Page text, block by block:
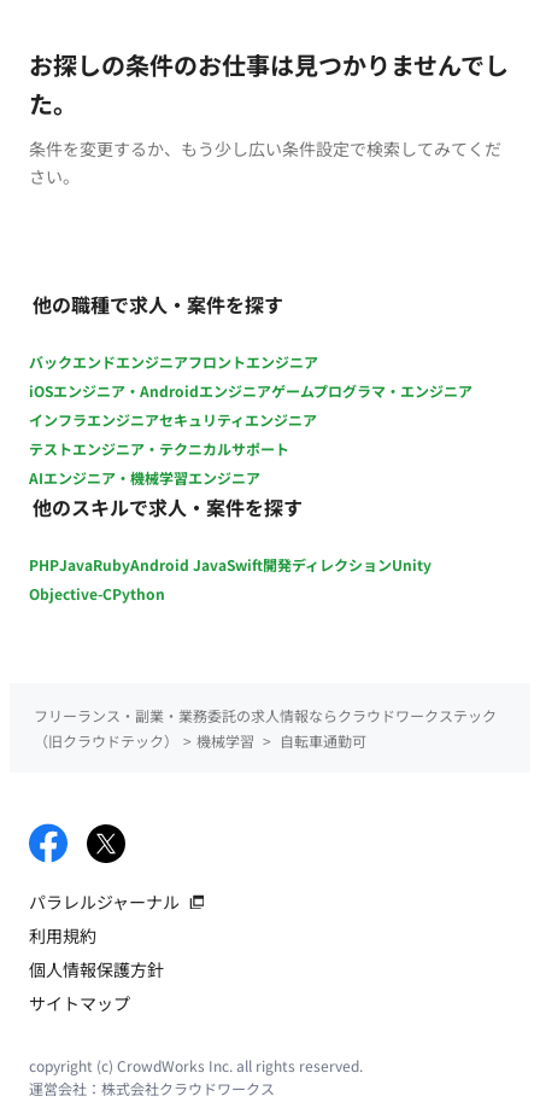
お探しの条件のお仕事は見つかりませんでし
た。
条件を変更するか、もう少し広い条件設定で検索してみてくだ
さい。
他の職種で求人・案件を探す
バックエンドエンジニアフロントエンジニア
iOSエンジニア・Androidエンジニアゲームプログラマ・エンジニア
インフラエンジニアセキュリティエンジニア
テストエンジニア・テクニカルサポート
AIエンジニア・機械学習エンジニア
他のスキルで求人・案件を探す
PHPJavaRubyAndroid JavaSwift開発ディレクションUnity
Objective-CPython
フリーランス・副業・業務委託の求人情報ならクラウドワークステック
（旧クラウドテック）
> 機械学習 > 自転車通勤可
パラレルジャーナル
利用規約
個人情報保護方針
サイトマップ
copyright (c) CrowdWorks Inc. all rights reserved.
運営会社： 株式会社クラウドワークス